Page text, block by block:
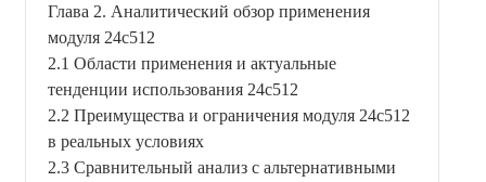
Глава 2. Аналитический обзор применения
модуля 24c512
2.1 Области применения и актуальные
тенденции использования 24c512
2.2 Преимущества и ограничения модуля 24c512
в реальных условиях
2.3 Сравнительный анализ с альтернативными